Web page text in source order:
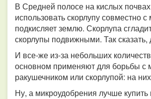
В Средней полосе на кислых
использовать скорлупу
подкисляет землю. Скорлупа
скорлупы подвижными. Так сказать,
И все-же из-за небольших
основном применяют для борьбы с
ракушечником или скорлупой: на
Ну, а микроудобрения лучше